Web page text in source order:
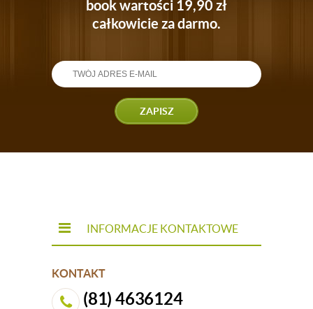
najistotniejsze tutaj jest to, że każdy nasz
swobodne! Bogaty wybór w zakresie wzornictwa,
kolorów i stylu oraz szeroki przekrój cenowy
stolik pod laptopa! Sprawdź również
stolików do salonu.
book wartości 19,90 zł
całkowicie za darmo.
ZAPISZ
INFORMACJE KONTAKTOWE
KONTAKT
(81) 4636124